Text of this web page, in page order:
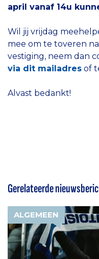
april vanaf 14u
Wil jij vrijdag
mee om te toveren
vestiging, neem dan
via dit mailadres of
Alvast bedankt!
Gerelateerde
ALGEMEEN